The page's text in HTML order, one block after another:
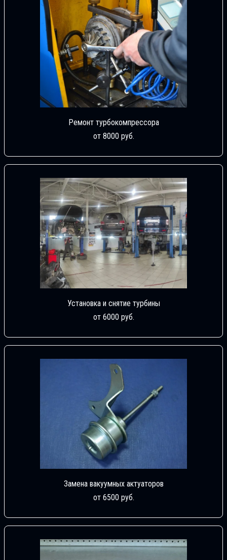
Ремонт турбокомпрессора
от 8000 руб.
Установка и снятие турбины
от 6000 руб.
Замена вакуумных актуаторов
от 6500 руб.